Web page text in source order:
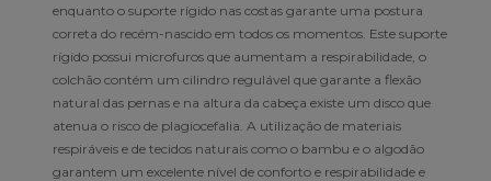
enquanto o suporte rígido nas costas garante uma postura
correta do recém-nascido em todos os momentos. Este suporte
rígido possui microfuros que aumentam a respirabilidade, o
colchão contém um cilindro regulável que garante a flexão
natural das pernas e na altura da cabeça existe um disco que
atenua o risco de plagiocefalia. A utilização de materiais
respiráveis e de tecidos naturais como o bambu e o algodão
garantem um excelente nível de conforto e respirabilidade e